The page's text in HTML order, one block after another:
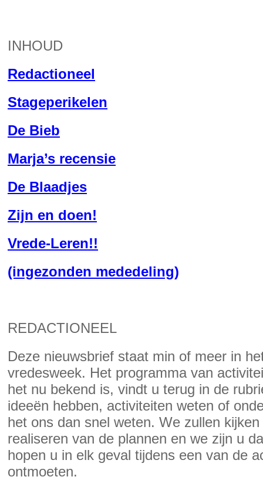
INHOUD
Redactioneel
Stageperikelen
De Bieb
Marja’s recensie
De Blaadjes
Zijn en doen!
Vrede-Leren!!
(ingezonden mededeling)
REDACTIONEEL
Deze nieuwsbrief staat min of meer in
vredesweek. Het programma van
het nu bekend is, vindt u terug in de
ideeën hebben, activiteiten weten of
het ons dan snel weten. We zullen
realiseren van de plannen en we zijn u
hopen u in elk geval tijdens een van de
ontmoeten.